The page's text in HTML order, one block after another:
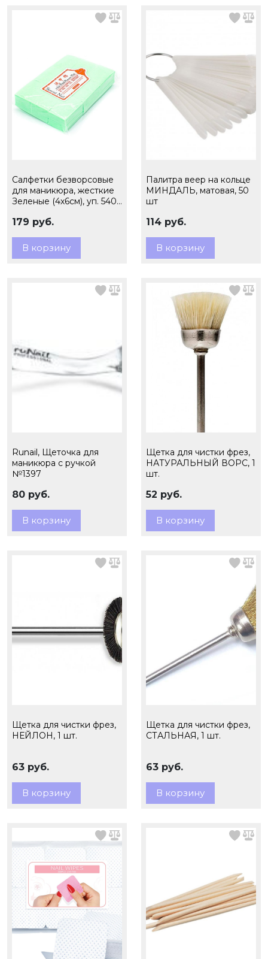
Салфетки безворсовые
для маникюра, жесткие
Зеленые (4х6см), уп. 540
179 руб.
В корзину
Палитра веер на кольце
МИНДАЛЬ, матовая, 50
шт
114 руб.
В корзину
Runail, Щеточка для
маникюра с ручкой
№1397
80 руб.
В корзину
Щетка для чистки фрез,
НАТУРАЛЬНЫЙ ВОРС, 1
шт.
52 руб.
В корзину
Щетка для чистки фрез,
НЕЙЛОН, 1 шт.
63 руб.
В корзину
Щетка для чистки фрез,
СТАЛЬНАЯ, 1 шт.
63 руб.
В корзину